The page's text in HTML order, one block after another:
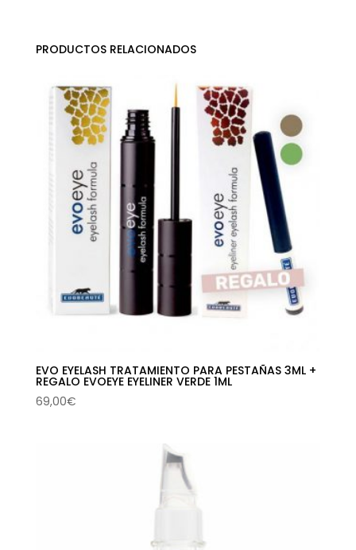
PRODUCTOS RELACIONADOS
EVO EYELASH TRATAMIENTO PARA PESTAÑAS 3ML +
REGALO EVOEYE EYELINER VERDE 1ML
69,00€